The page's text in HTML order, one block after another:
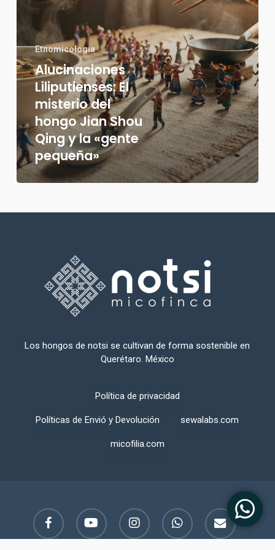
Qing
la
«gente
pequeña»
Etnomicología
Alucinaciones
Liliputienses: El
misterio del
hongo Jian Shou
Qing y la «gente
pequeña»
Los hongos de notsi se cultivan de forma sostenible en
Querétaro. México
Política de privacidad
Políticas de Envió y Devolución sewalabs.com
micofilia.com
facebook youtube instagram whatsapp email